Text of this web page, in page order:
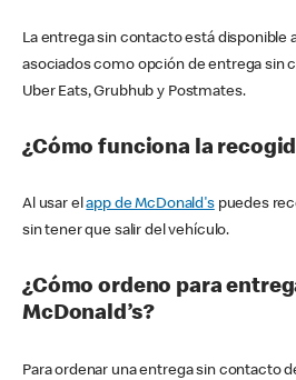
La entrega sin contacto está disponible
asociados como opción de entrega sin
Uber Eats, Grubhub y Postmates.
¿Cómo funciona la
Al usar elapp de McDonald'spuedes
sin tener que salir del vehículo.
¿Cómo ordeno para
McDonald’s?
Para ordenar una entrega sin contacto